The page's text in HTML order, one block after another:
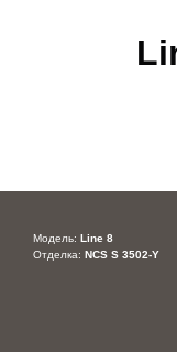
Модель: Line 8
Отделка: NCS S 3502-Y